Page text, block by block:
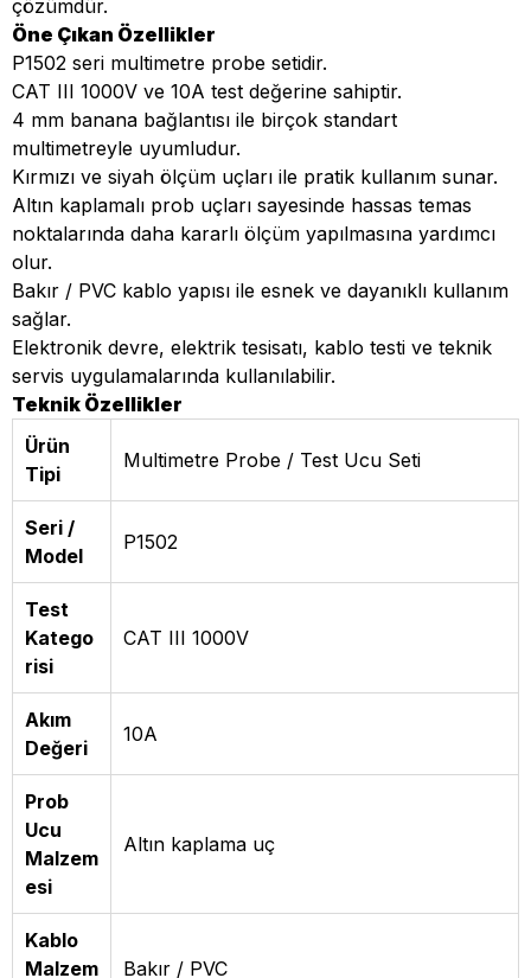
çözümdür.
Öne Çıkan Özellikler
P1502 seri multimetre probe setidir.
CAT III 1000V ve 10A test değerine sahiptir.
4 mm banana bağlantısı ile birçok standart
multimetreyle uyumludur.
Kırmızı ve siyah ölçüm uçları ile pratik kullanım sunar.
Altın kaplamalı prob uçları sayesinde hassas temas
noktalarında daha kararlı ölçüm yapılmasına yardımcı
olur.
Bakır / PVC kablo yapısı ile esnek ve dayanıklı kullanım
sağlar.
Elektronik devre, elektrik tesisatı, kablo testi ve teknik
servis uygulamalarında kullanılabilir.
Teknik Özellikler
Ürün
Tipi
Multimetre Probe / Test Ucu Seti
Seri /
Model
P1502
Test
Katego
risi
CAT III 1000V
Akım
Değeri
10A
Prob
Ucu
Malzem
esi
Altın kaplama uç
Kablo
Malzem
Bakır / PVC